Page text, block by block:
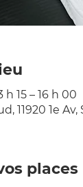
h 15 – 16 h 00
11920 1e
places